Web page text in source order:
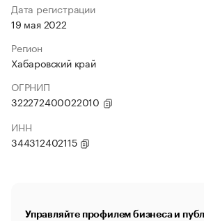
Дата регистрации
19 мая 2022
Регион
Хабаровский край
ОГРНИП
322272400022010
ИНН
344312402115
Управляйте профилем бизнеса и